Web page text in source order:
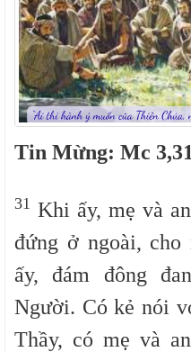
Tin Mừng: Mc
31 Khi ấy, mẹ và
đứng ở ngoài,
ấy, đám đông
Người. Có kẻ nói
Thầy, có mẹ và